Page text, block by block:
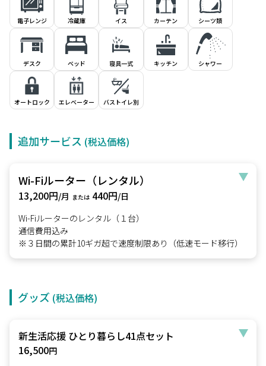
電子レンジ 冷蔵庫 イス カーテン シーツ類
デスク ベッド 寝具一式 キッチン シャワー
オートロック エレベーター バストイレ別
追加サービス (税込価格)
Wi-Fiルーター（レンタル）
13,200円/月 または 440円/日
Wi-Fiルーターのレンタル（１台）
通信費用込み
※３日間の累計10ギガ超で速度制限あり（低速モード移行）
グッズ (税込価格)
新生活応援 ひとり暮らし41点セット
16,500円